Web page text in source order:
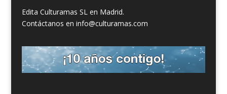
Edita Culturamas SL en Madrid.
Contáctanos en info@culturamas.com